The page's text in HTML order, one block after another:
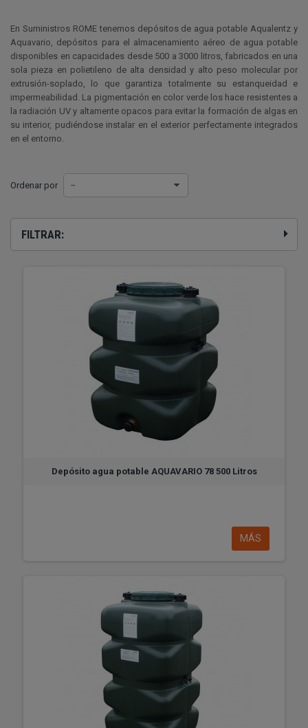
En Suministros ROME tenemos depósitos de agua potable Aqualentz y
Aquavario, depósitos para el almacenamiento aéreo de agua potable
disponibles en capacidades desde 500 a 3000 litros, fabricados en una
sola pieza en polietileno de alta densidad y alto peso molecular por
extrusión-soplado, lo que garantiza totalmente su estanqueidad e
impermeabilidad. La pigmentación en color verde los hace resistentes a
la radiación UV y altamente opacos para evitar la formación de algas en
su interior, pudiéndose instalar en el exterior perfectamente integrados
en el entorno.
Ordenar por --
FILTRAR:
Depósito agua potable AQUAVARIO 78 500 Litros
MÁS